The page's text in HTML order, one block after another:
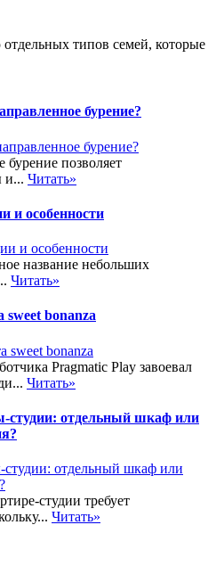
типов семей, которые
бурение?
бурение позволяет
и... Читать»
и особенности
название небольших
Читать»
sweet bonanza
Pragmatic Play завоевал
Читать»
студии: отдельный шкаф или
студии требует
Читать»